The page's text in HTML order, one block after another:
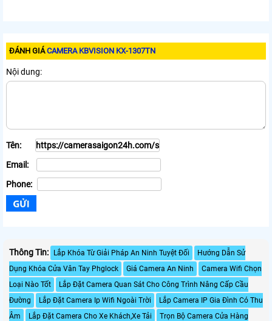
ĐÁNH GIÁCAMERA KBVISION KX-1307TN
Nội dung:
Tên:
Email:
Phone:
Thông Tin: Lắp Khóa Từ Giải Pháp An Ninh Tuyệt Đối
Hướng Dẫn Sử
Dụng Khóa Cửa Vân Tay Phglock
Giá Camera An Ninh
Camera Wifi Chọn
Loại Nào Tốt
Lắp Đặt Camera Quan Sát Cho Công Trình Nâng Cấp Cầu
Đường
Lắp Đặt Camera Ip Wifi Ngoài Trời
Lắp Camera IP Gia Đình Có Thu
Âm
Lắp Đặt Camera Cho Xe Khách,Xe Tải
Trọn Bộ Camera Cửa Hàng